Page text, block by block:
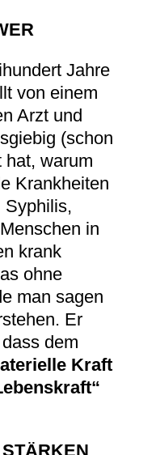
Jahre
von einem
Arzt und
(schon
hat, warum
Krankheiten
Syphilis,
in
krank
ohne
man sagen
Er
dem
Kraft